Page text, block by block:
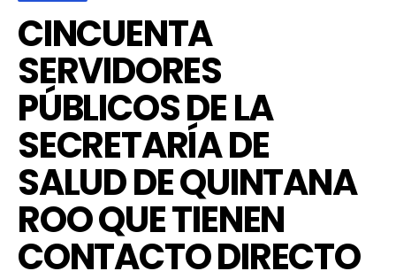
CINCUENTA
SERVIDORES
PÚBLICOS DE LA
SECRETARÍA DE
SALUD DE QUINTANA
ROO QUE TIENEN
CONTACTO DIRECTO